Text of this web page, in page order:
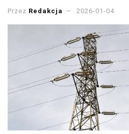
Przez Redakcja 2026-01-04